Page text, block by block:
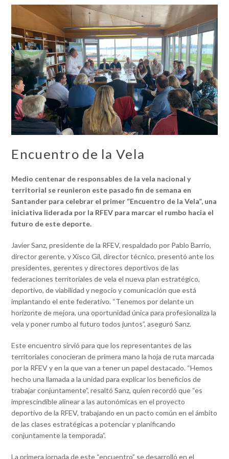
Encuentro de la Vela
Medio centenar de responsables de la vela nacional y
territorial se reunieron este pasado fin de semana en
Santander para celebrar el primer “Encuentro de la Vela”, una
iniciativa liderada por la RFEV para marcar el rumbo hacia el
futuro de este deporte.
Javier Sanz, presidente de la RFEV, respaldado por Pablo Barrio,
director gerente, y Xisco Gil, director técnico, presentó ante los
presidentes, gerentes y directores deportivos de las
federaciones territoriales de vela el nueva plan estratégico,
deportivo, de viabilidad y negocio y comunicación que está
implantando el ente federativo. “Tenemos por delante un
horizonte de mejora, una oportunidad única para profesionaliza la
vela y poner rumbo al futuro todos juntos”, aseguró Sanz.
Este encuentro sirvió para que los representantes de las
territoriales conocieran de primera mano la hoja de ruta marcada
por la RFEV y en la que van a tener un papel destacado. “Hemos
hecho una llamada a la unidad para explicar los beneficios de
trabajar conjuntamente”, resaltó Sanz, quien recordó que “es
imprescindible alinear a las autonómicas en el proyecto
deportivo de la RFEV, trabajando en un pacto común en el ámbito
de las clases estratégicas a potenciar y planificando
conjuntamente la temporada”.
La primera jornada de este “encuentro” se desarrolló en el